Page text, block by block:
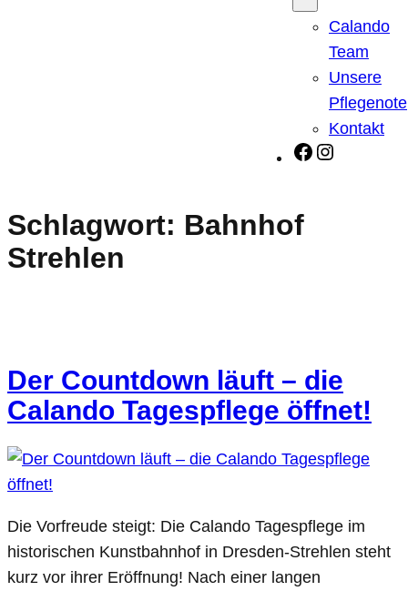
Calando
Team
Unsere
Pflegenote
Kontakt
Facebook
Schlagwort: Bahnhof
Strehlen
Der Countdown läuft – die
Calando Tagespflege öffnet!
Die Vorfreude steigt: Die Calando Tagespflege im
historischen Kunstbahnhof in Dresden-Strehlen steht
kurz vor ihrer Eröffnung! Nach einer langen